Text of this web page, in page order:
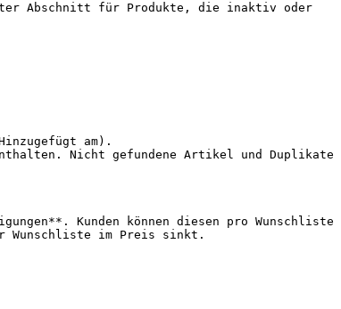
Abschnitt für Produkte, die inaktiv oder
am).
Nicht gefundene Artikel und Duplikate
Kunden können diesen pro Wunschliste
Wunschliste im Preis sinkt.